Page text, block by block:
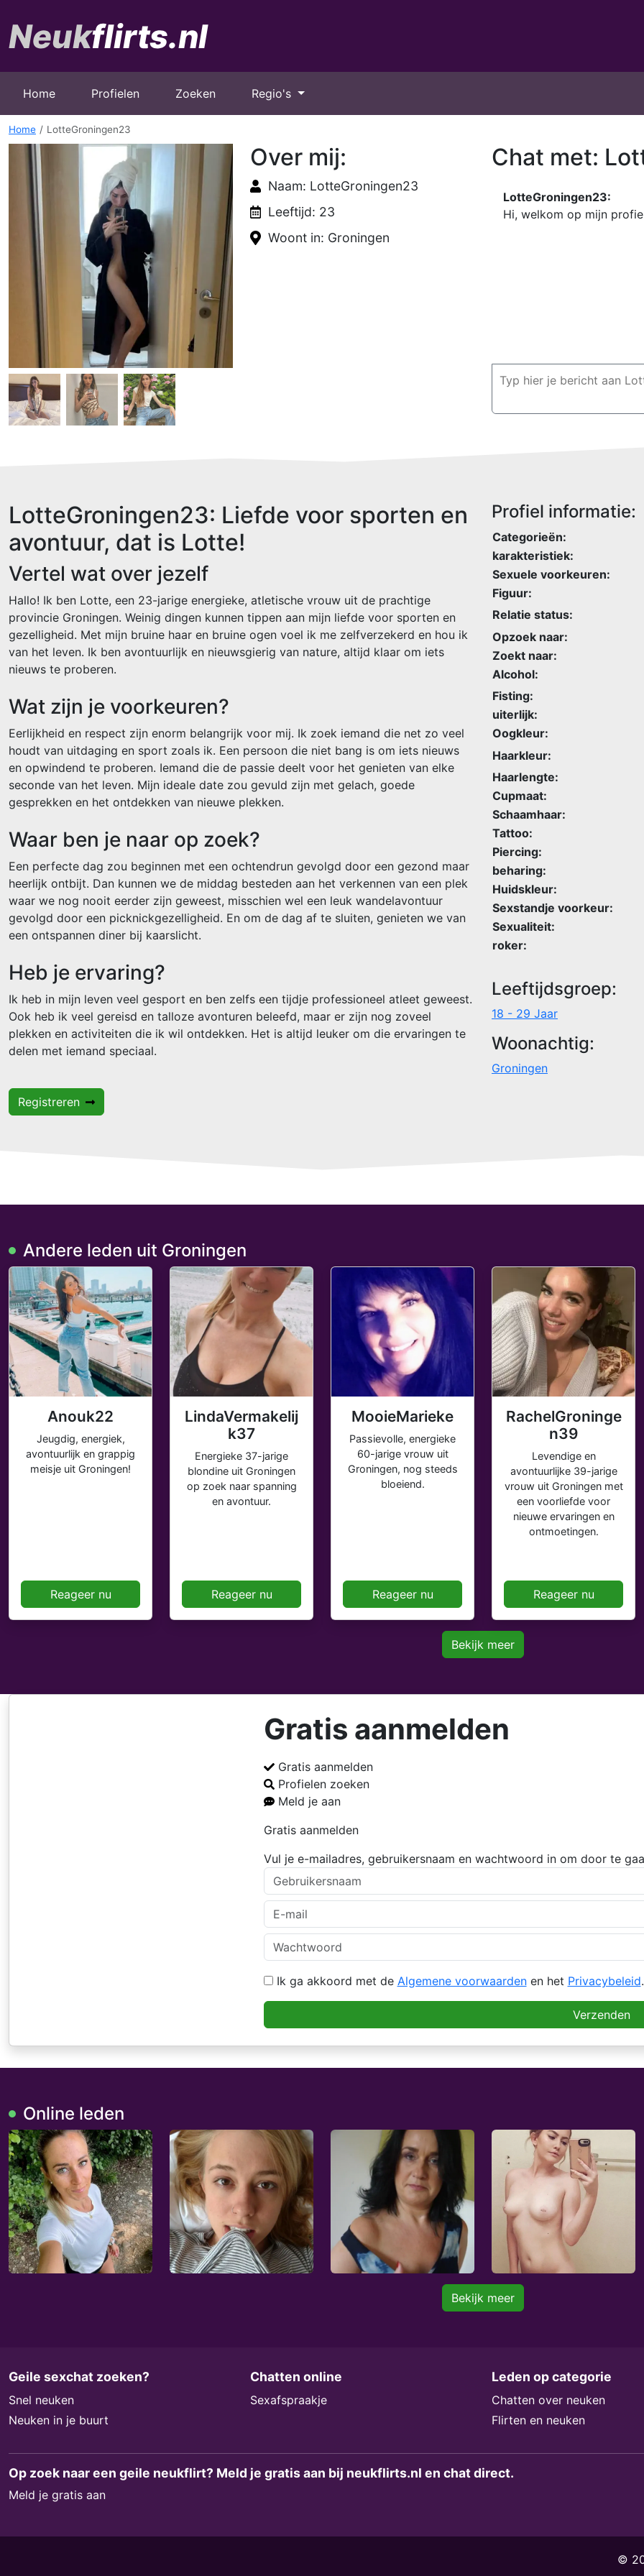
Home Profielen Zoeken Regio's
Home LotteGroningen23
Over mij:
Naam: LotteGroningen23
Leeftijd: 23
Woont in: Groningen
Chat met:
LotteGroningen23:
Hi, welkom op mijn
LotteGroningen23: Liefde voor sporten en
avontuur, dat is Lotte!
Vertel wat over jezelf
Hallo! Ik ben Lotte, een 23-jarige energieke, atletische vrouw uit de prachtige
provincie Groningen. Weinig dingen kunnen tippen aan mijn liefde voor sporten en
gezelligheid. Met mijn bruine haar en bruine ogen voel ik me zelfverzekerd en hou ik
van het leven. Ik ben avontuurlijk en nieuwsgierig van nature, altijd klaar om iets
nieuws te proberen.
Wat zijn je voorkeuren?
Eerlijkheid en respect zijn enorm belangrijk voor mij. Ik zoek iemand die net zo veel
houdt van uitdaging en sport zoals ik. Een persoon die niet bang is om iets nieuws
en opwindend te proberen. Iemand die de passie deelt voor het genieten van elke
seconde van het leven. Mijn ideale date zou gevuld zijn met gelach, goede
gesprekken en het ontdekken van nieuwe plekken.
Waar ben je naar op zoek?
Een perfecte dag zou beginnen met een ochtendrun gevolgd door een gezond maar
heerlijk ontbijt. Dan kunnen we de middag besteden aan het verkennen van een plek
waar we nog nooit eerder zijn geweest, misschien wel een leuk wandelavontuur
gevolgd door een picknickgezelligheid. En om de dag af te sluiten, genieten we van
een ontspannen diner bij kaarslicht.
Heb je ervaring?
Ik heb in mijn leven veel gesport en ben zelfs een tijdje professioneel atleet geweest.
Ook heb ik veel gereisd en talloze avonturen beleefd, maar er zijn nog zoveel
plekken en activiteiten die ik wil ontdekken. Het is altijd leuker om die ervaringen te
delen met iemand speciaal.
Registreren
Profiel informatie:
Categorieën:
karakteristiek:
Sexuele voorkeuren:
Figuur:
Relatie status:
Opzoek naar:
Zoekt naar:
Alcohol:
Fisting:
uiterlijk:
Oogkleur:
Haarkleur:
Haarlengte:
Cupmaat:
Schaamhaar:
Tattoo:
Piercing:
beharing:
Huidskleur:
Sexstandje voorkeur:
Sexualiteit:
roker:
Leeftijdsgroep:
18 - 29 Jaar
Woonachtig:
Groningen
Andere leden uit Groningen
Anouk22
Jeugdig, energiek,
avontuurlijk en grappig
meisje uit Groningen!
Reageer nu
LindaVermakelij
k37
Energieke 37-jarige
blondine uit Groningen
op zoek naar spanning
en avontuur.
Reageer nu
MooieMarieke
Passievolle, energieke
60-jarige vrouw uit
Groningen, nog steeds
bloeiend.
Reageer nu
RachelGroninge
n39
Levendige en
avontuurlijke 39-jarige
vrouw uit Groningen met
een voorliefde voor
nieuwe ervaringen en
ontmoetingen.
Reageer nu
Bekijk meer
Gratis aanmelden
Gratis aanmelden
Profielen zoeken
Meld je aan
Gratis aanmelden
Vul je e-mailadres, gebruikersnaam en wachtwoord in om door te
Ik ga akkoord met de Algemene voorwaardenen het Privacybeleid.
Verzenden
Online leden
Bekijk meer
Geile sexchat zoeken?
Snel neuken
Neuken in je buurt
Chatten online
Sexafspraakje
Leden op categorie
Chatten over neuken
Flirten en neuken
Op zoek naar een geile neukflirt? Meld je gratis aan bij neukflirts.nl en chat direct.
Meld je gratis aan
©